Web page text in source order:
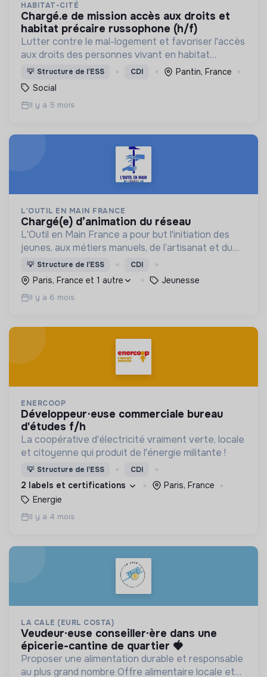
HABITAT-CITÉ
chargé.e de mission accès aux droits et
habitat précaire russophone (h/f)
Lutter contre le mal-logement et favoriser l'accès
aux droits des personnes vivant en habitat
précaire : à la rue, dans des bidonvilles, des squats
ou en hébergement d’urgence.
💡 Structure de l’ESS CDI
Pantin, France
Social
Il y a 5 mois
L'OUTIL EN MAIN FRANCE
chargé(e) d’animation du réseau
L'Outil en Main France a pour but l'initiation des
jeunes, aux métiers manuels, de l’artisanat et du
patrimoine, dont les métiers d’art.
💡 Structure de l’ESS CDI
Paris, France et 1 autre Jeunesse
Il y a 6 mois
ENERCOOP
développeur⋅euse commerciale bureau
d'études f/h
La coopérative d'électricité vraiment verte, locale
et citoyenne qui produit de l'énergie militante !
💡 Structure de l’ESS CDI
2 labels et certifications
Paris, France
Energie
Il y a 4 mois
LA CALE (EURL COSTA)
veudeur·euse conseiller·ère dans une
épicerie-cantine de quartier 🍓​
Proposer une alimentation durable et responsable
au plus grand nombre Offre alimentaire locale et